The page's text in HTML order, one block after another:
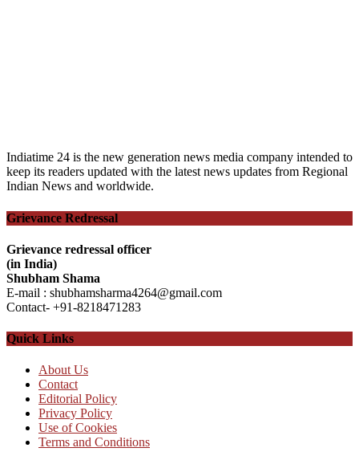
Indiatime 24 is the new generation news media company intended to
keep its readers updated with the latest news updates from Regional
Indian News and worldwide.
Grievance Redressal
Grievance redressal officer
(in India)
Shubham Shama
E-mail : shubhamsharma4264@gmail.com
Contact- +91-8218471283
Quick Links
About Us
Contact
Editorial Policy
Privacy Policy
Use of Cookies
Terms and Conditions